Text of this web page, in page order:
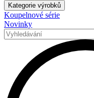
Kategorie výrobků
Koupelnové série
Novinky